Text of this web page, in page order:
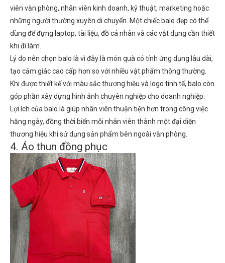
viên văn phòng, nhân viên kinh doanh, kỹ thuật, marketing hoặc
những người thường xuyên di chuyển. Một chiếc balo đẹp có thể
dùng để đựng laptop, tài liệu, đồ cá nhân và các vật dụng cần thiết
khi đi làm.
Lý do nên chọn balo là vì đây là món quà có tính ứng dụng lâu dài,
tạo cảm giác cao cấp hơn so với nhiều vật phẩm thông thường.
Khi được thiết kế với màu sắc thương hiệu và logo tinh tế, balo còn
góp phần xây dựng hình ảnh chuyên nghiệp cho doanh nghiệp.
Lợi ích của balo là giúp nhân viên thuận tiện hơn trong công việc
hằng ngày, đồng thời biến mỗi nhân viên thành một đại diện
thương hiệu khi sử dụng sản phẩm bên ngoài văn phòng.
4. Áo thun đồng phục